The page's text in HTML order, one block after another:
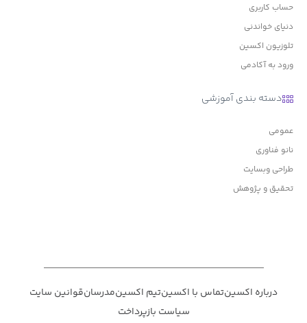
حساب کاربری
دنیای خواندنی
تلوزیون اکسین
ورود به آکادمی
دسته بندی آموزشی
عمومی
نانو فناوری
طراحی وبسایت
تحقیق و پژوهش
درباره اکسینتماس با اکسینتیم اکسینمدرسانقوانین سایت
سیاست بازپرداخت